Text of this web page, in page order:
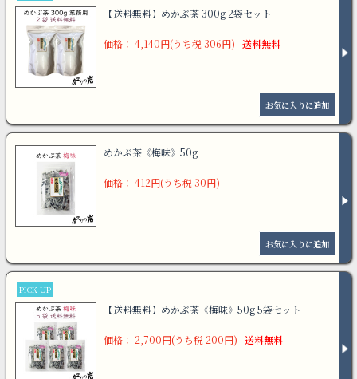
【送料無料】めかぶ茶 300g 2袋セット
価格： 4,140円(うち税 306円) 送料無料
めかぶ茶《梅味》50g
価格： 412円(うち税 30円)
PICK UP
【送料無料】めかぶ茶《梅味》50g 5袋セット
価格： 2,700円(うち税 200円) 送料無料